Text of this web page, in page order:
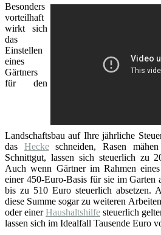
Besonders
vorteilhaft
wirkt sich
das
Einstellen
eines
Gärtners
für den
Landschaftsbau auf Ihre jährliche
das Heckeschneiden, Rasen
Schnittgut, lassen sich steuerlich zu
Auch wenn Gärtner im Rahmen
einer 450-Euro-Basis für sie im Garten
bis zu 510 Euro steuerlich absetzen.
diese Summe sogar zu weiteren
oder einerHaushaltshilfe steuerlich
lassen sich im Idealfall Tausende Euro